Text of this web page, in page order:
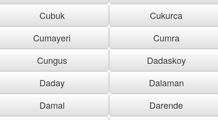
Cubuk
Cukurca
Cumayeri
Cumra
Cungus
Dadaskoy
Daday
Dalaman
Damal
Darende